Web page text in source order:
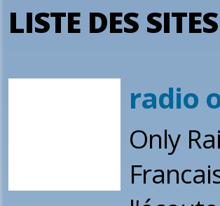
LISTE DES
radio
Only